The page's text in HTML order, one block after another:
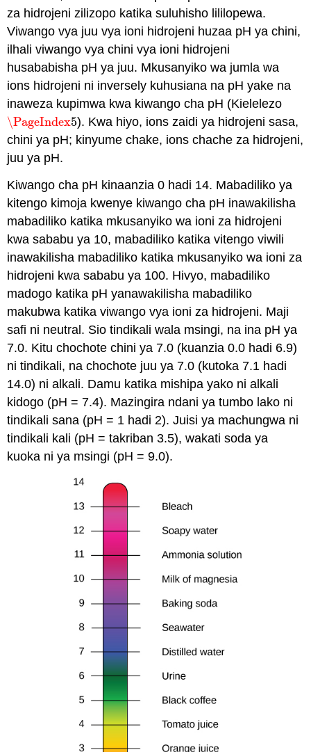
za hidrojeni zilizopo katika suluhisho lililopewa.
Viwango vya juu vya ioni hidrojeni huzaa pH ya chini,
ilhali viwango vya chini vya ioni hidrojeni
husababisha pH ya juu. Mkusanyiko wa jumla wa
ions hidrojeni ni inversely kuhusiana na pH yake na
inaweza kupimwa kwa kiwango cha pH (Kielelezo
\PageIndex5
\PageIndex5). Kwa hiyo, ions zaidi ya hidrojeni sasa,
chini ya pH; kinyume chake, ions chache za hidrojeni,
juu ya pH.
Kiwango cha pH kinaanzia 0 hadi 14. Mabadiliko ya
kitengo kimoja kwenye kiwango cha pH inawakilisha
mabadiliko katika mkusanyiko wa ioni za hidrojeni
kwa sababu ya 10, mabadiliko katika vitengo viwili
inawakilisha mabadiliko katika mkusanyiko wa ioni za
hidrojeni kwa sababu ya 100. Hivyo, mabadiliko
madogo katika pH yanawakilisha mabadiliko
makubwa katika viwango vya ioni za hidrojeni. Maji
safi ni neutral. Sio tindikali wala msingi, na ina pH ya
7.0. Kitu chochote chini ya 7.0 (kuanzia 0.0 hadi 6.9)
ni tindikali, na chochote juu ya 7.0 (kutoka 7.1 hadi
14.0) ni alkali. Damu katika mishipa yako ni alkali
kidogo (pH = 7.4). Mazingira ndani ya tumbo lako ni
tindikali sana (pH = 1 hadi 2). Juisi ya machungwa ni
tindikali kali (pH = takriban 3.5), wakati soda ya
kuoka ni ya msingi (pH = 9.0).